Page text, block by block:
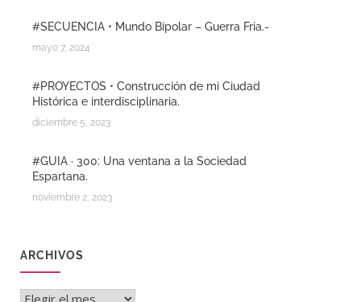
#SECUENCIA • Mundo Bipolar – Guerra Fria.-
mayo 7, 2024
#PROYECTOS • Construcción de mi Ciudad
Histórica e interdisciplinaria.
diciembre 5, 2023
#GUIA · 300: Una ventana a la Sociedad
Espartana.
noviembre 2, 2023
ARCHIVOS
Archivos